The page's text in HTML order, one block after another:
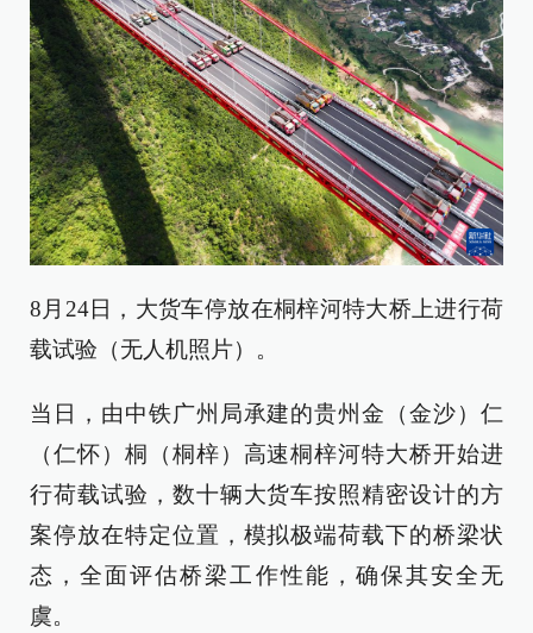
8月24日，大货车停放在桐梓河特大桥上进行荷
载试验（无人机照片）。
当日，由中铁广州局承建的贵州金（金沙）仁
（仁怀）桐（桐梓）高速桐梓河特大桥开始进
行荷载试验，数十辆大货车按照精密设计的方
案停放在特定位置，模拟极端荷载下的桥梁状
态，全面评估桥梁工作性能，确保其安全无
虞。